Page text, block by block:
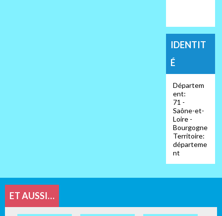
IDENTIT
É
Départem
ent:
71 -
Saône-et-
Loire -
Bourgogne
Territoire:
départeme
nt
ET AUSSI…